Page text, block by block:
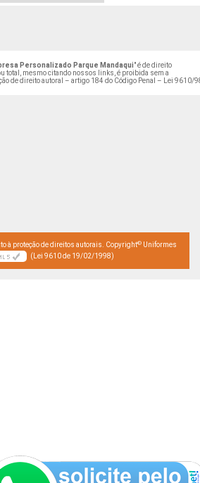
Personalizado Parque Mandaqui" é de direito
total, mesmo citando nossos links, é proibida sem a
de direito autoral – artigo 184 do Código Penal –
Lei 9610/
à proteção de direitos autorais. Copyright© Uniformes
(Lei 9610 de 19/02/1998)